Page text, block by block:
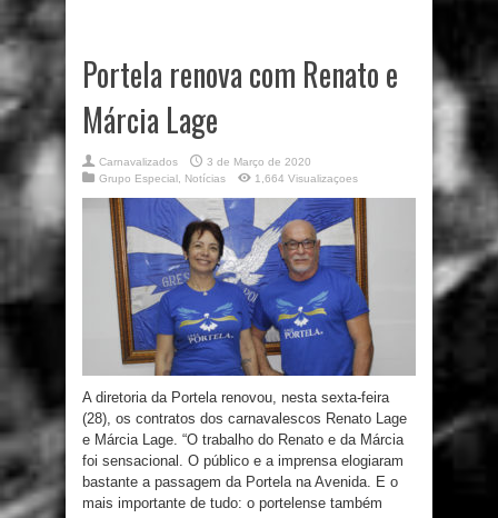
Portela renova com Renato e
Márcia Lage
Carnavalizados
3 de Março de 2020
Grupo Especial
Notícias 1,664 Visualizaçoes
A diretoria da Portela renovou, nesta sexta-feira
(28), os contratos dos carnavalescos Renato Lage
e Márcia Lage. “O trabalho do Renato e da Márcia
foi sensacional. O público e a imprensa elogiaram
bastante a passagem da Portela na Avenida. E o
mais importante de tudo: o portelense também